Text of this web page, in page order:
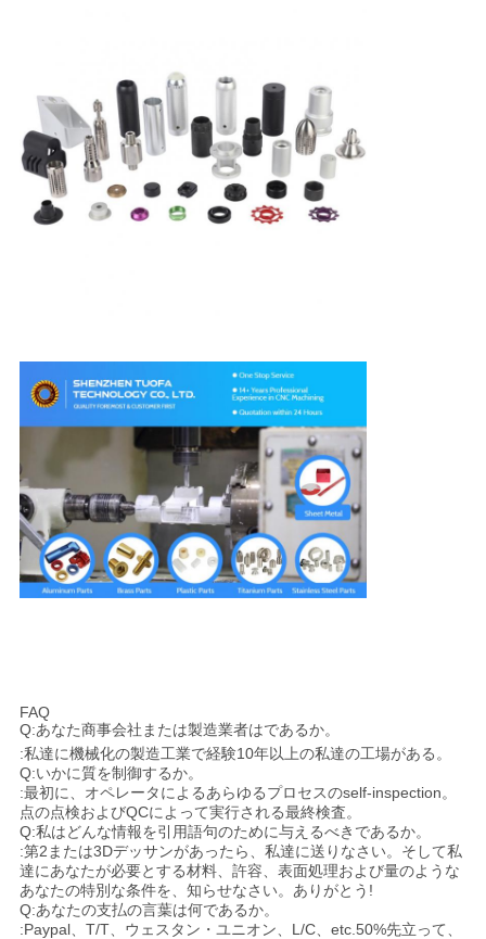
イ
リ
シ
FAQ
Q:あなた商事会社または製造業者はであるか。
:私達に機械化の製造工業で経験10年以上の私達の工場がある。
Q:いかに質を制御するか。
:最初に、オペレータによるあらゆるプロセスのself-inspection。
点の点検およびQCによって実行される最終検査。
Q:私はどんな情報を引用語句のために与えるべきであるか。
:第2または3Dデッサンがあったら、私達に送りなさい。そして私
達にあなたが必要とする材料、許容、表面処理および量のような
あなたの特別な条件を、知らせなさい。ありがとう!
Q:あなたの支払の言葉は何であるか。
:Paypal、T/T、ウェスタン・ユニオン、L/C、etc.50%先立って、